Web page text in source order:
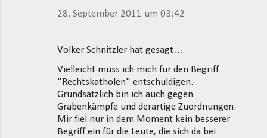
28. September 2011 um 03:42
Volker Schnitzler hat gesagt…
Vielleicht muss ich mich für den Begriff
"Rechtskatholen" entschuldigen.
Grundsätzlich bin ich auch gegen
Grabenkämpfe und derartige Zuordnungen.
Mir fiel nur in dem Moment kein besserer
Begriff ein für die Leute, die sich da bei